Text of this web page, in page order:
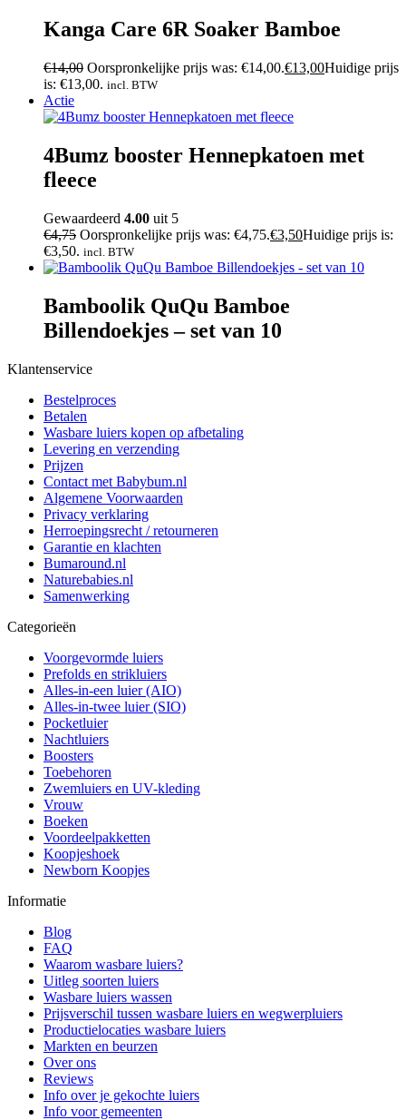
Kanga Care 6R Soaker Bamboe
€14,00 Oorspronkelijke prijs was: €14,00.€13,00Huidige prijs
is: €13,00. incl. BTW
Actie
4Bumz booster Hennepkatoen met
fleece
Gewaardeerd 4.00 uit 5
€4,75 Oorspronkelijke prijs was: €4,75.€3,50Huidige prijs is:
€3,50. incl. BTW
Bamboolik QuQu Bamboe
Billendoekjes – set van 10
Klantenservice
Bestelproces
Betalen
Wasbare luiers kopen op afbetaling
Levering en verzending
Prijzen
Contact met Babybum.nl
Algemene Voorwaarden
Privacy verklaring
Herroepingsrecht / retourneren
Garantie en klachten
Bumaround.nl
Naturebabies.nl
Samenwerking
Categorieën
Voorgevormde luiers
Prefolds en strikluiers
Alles-in-een luier (AIO)
Alles-in-twee luier (SIO)
Pocketluier
Nachtluiers
Boosters
Toebehoren
Zwemluiers en UV-kleding
Vrouw
Boeken
Voordeelpakketten
Koopjeshoek
Newborn Koopjes
Informatie
Blog
FAQ
Waarom wasbare luiers?
Uitleg soorten luiers
Wasbare luiers wassen
Prijsverschil tussen wasbare luiers en wegwerpluiers
Productielocaties wasbare luiers
Markten en beurzen
Over ons
Reviews
Info over je gekochte luiers
Info voor gemeenten